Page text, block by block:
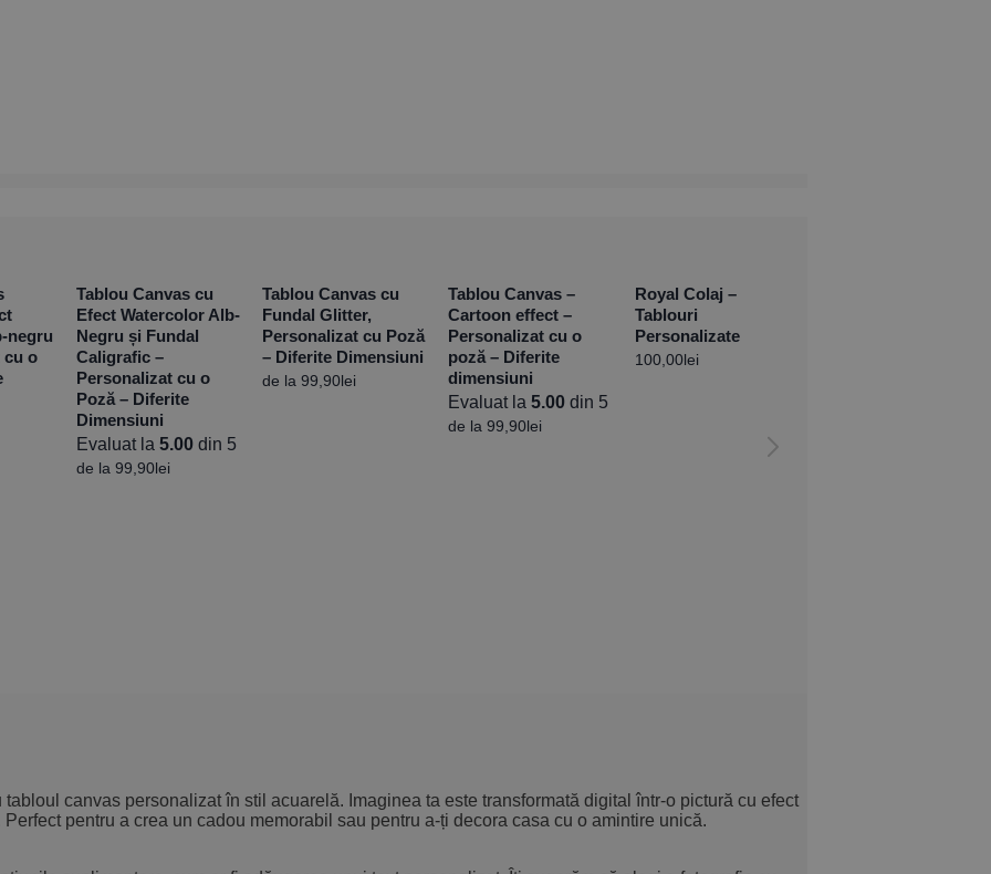
negru
cu o
Tablou Canvas cu
Efect Watercolor Alb-
Negru și Fundal
Caligrafic –
Personalizat cu o
Poză – Diferite
Dimensiuni
Evaluat la 5.00din 5
de la 99,90lei
Tablou Canvas cu
Fundal Glitter,
Personalizat cu Poză
– Diferite Dimensiuni
de la99,90lei
Tablou Canvas –
Cartoon effect –
Personalizat cu o
poză – Diferite
dimensiuni
Evaluat la5.00 din 5
de la99,90lei
Royal Colaj –
Tablouri
Personalizate
100,00lei
canvas personalizat în stil acuarelă. Imaginea ta este transformată digital într-o pictură cu efect
pentru a crea un cadou memorabil sau pentru a-ți decora casa cu o amintire unică.